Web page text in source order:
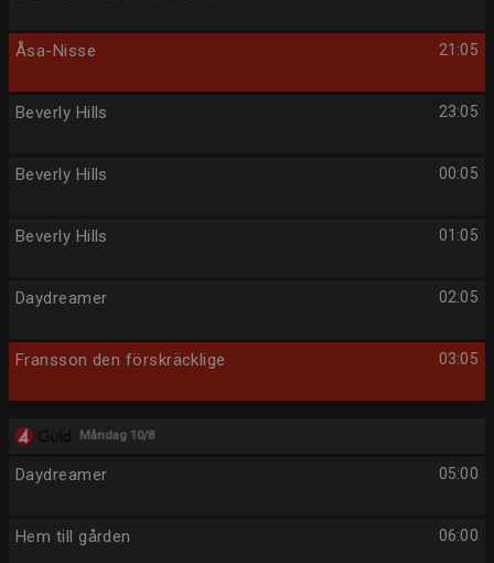
21:05
Åsa-Nisse
23:05
Beverly Hills
00:05
Beverly Hills
01:05
Beverly Hills
02:05
Daydreamer
03:05
Fransson den förskräcklige
Måndag 10/8
05:00
Daydreamer
06:00
Hem till gården